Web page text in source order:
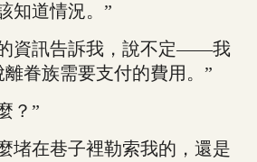
道情況。”
訊告訴我，說不定——我
眷族需要支付的費用。”
？”
在巷子裡勒索我的，還是